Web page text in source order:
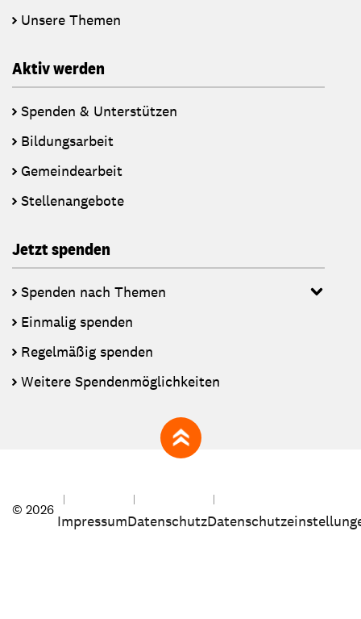
Unsere Themen
Aktiv werden
Spenden & Unterstützen
Bildungsarbeit
Gemeindearbeit
Stellenangebote
Jetzt spenden
Spenden nach Themen
Einmalig spenden
Regelmäßig spenden
Weitere Spendenmöglichkeiten
zum Seitenanfang
© 2026
ImpressumDatenschutz